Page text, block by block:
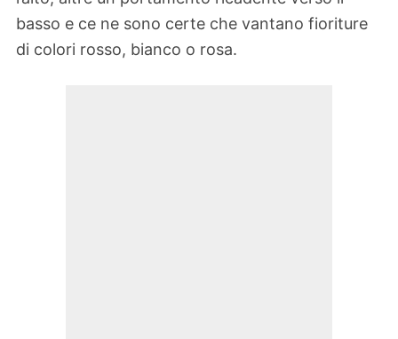
basso e ce ne sono certe che vantano fioriture
di colori rosso, bianco o rosa.